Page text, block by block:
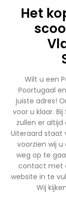
Het
Wilt u een
Poortugaal
juiste adres!
voor u klaar.
zullen er
Uiteraard staat
voorzien wij
weg op te
contact met
website in te
Wij